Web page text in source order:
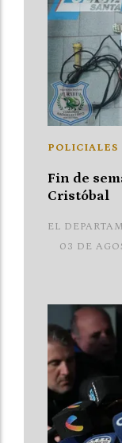
Fin de
Cristóbal
EL
POLICIALES
03 DE